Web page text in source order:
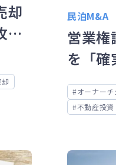
却
め
民泊M&A
営業
を「確
イント
オーナーチ
不動産投資